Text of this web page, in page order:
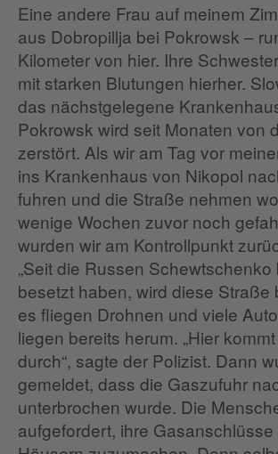
Eine andere Frau auf meinem
aus Dobropillja bei Pokrowsk –
Kilometer von hier. Ihre
mit starken Blutungen hierher.
das nächstgelegene
Pokrowsk wird seit Monaten von
zerstört. Als wir am Tag vor
ins Krankenhaus von Nikopol
fuhren und die Straße nehmen
wenige Wochen zuvor noch
wurden wir am Kontrollpunkt
„Seit die Russen
besetzt haben, wird diese Straße
es fliegen Drohnen und viele
liegen bereits herum. „Hier
durch“, sagte der Polizist. Dann
gemeldet, dass die Gaszufuhr
unterbrochen wurde. Die
aufgefordert, ihre Gasanschlüsse